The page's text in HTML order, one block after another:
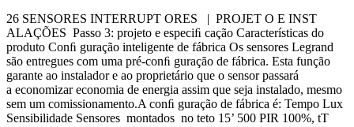
26 SENSORES INTERRUPT ORES | PROJET O E INST
ALAÇÕES Passo 3: projeto e especiﬁ cação Características do
produto Conﬁ guração inteligente de fábrica Os sensores Legrand
são entregues com uma pré-conﬁ guração de fábrica. Esta função
garante ao instalador e ao proprietário que o sensor passará
a economizar economia de energia assim que seja instalado, mesmo
sem um comissionamento.A conﬁ guração de fábrica é: Tempo Lux
Sensibilidade Sensores montados no teto 15’ 500 PIR 100%, tT